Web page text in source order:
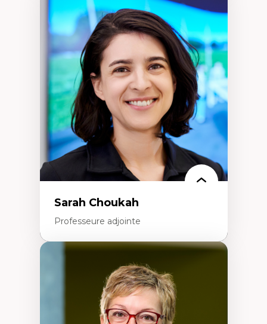
Expertises
Théories du développement
Économie politique comparée
Élites économiques
Sociologie économique
Extractivisme
Classes sociales
Mouvements sociaux
Théories de l’État
Sarah Choukah
Professeure adjointe
Démocratisation des nouvelles
technologies et biotechnologies
Données ouvertes
Bioart, programmation et électronique